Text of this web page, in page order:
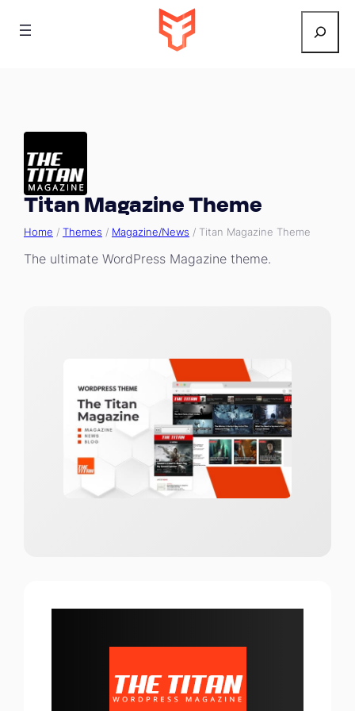
Titan Magazine Theme
Home / Themes / Magazine/News / Titan Magazine Theme
The ultimate WordPress Magazine theme.